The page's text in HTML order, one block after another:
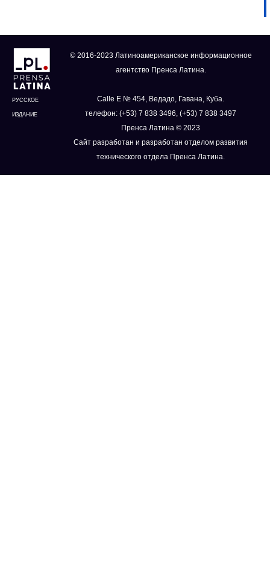
РУССКОЕ
ИЗДАНИЕ
© 2016-2023 Латиноамериканское информационное
агентство Пренса Латина.
Calle E № 454, Ведадо, Гавана, Куба.
телефон: (+53) 7 838 3496, (+53) 7 838 3497
Пренса Латина © 2023
Сайт разработан и разработан отделом развития
технического отдела Пренса Латина.